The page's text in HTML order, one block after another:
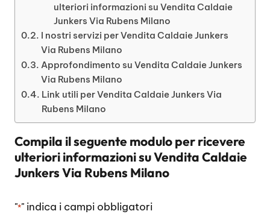
ulteriori informazioni su Vendita Caldaie
Junkers Via Rubens Milano
I nostri servizi per Vendita Caldaie Junkers
Via Rubens Milano
Approfondimento su Vendita Caldaie Junkers
Via Rubens Milano
Link utili per Vendita Caldaie Junkers Via
Rubens Milano
Compila il seguente modulo per ricevere
ulteriori informazioni suVendita Caldaie
Junkers Via Rubens Milano
"*" indica i campi obbligatori